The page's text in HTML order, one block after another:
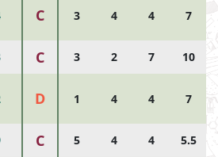
C 3 4 4 7
C 3 2 7 10
D 1 4 4 7
C 5 4 4 5.5